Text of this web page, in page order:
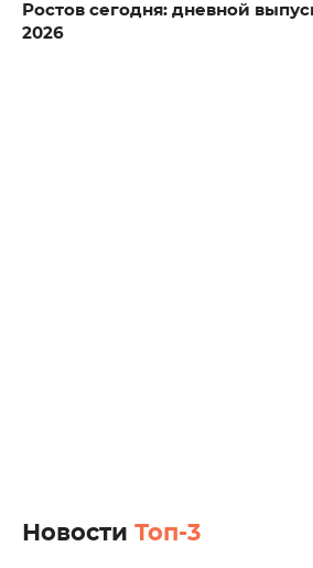
Ростов сегодня: дневной
2026
Новости Топ-3